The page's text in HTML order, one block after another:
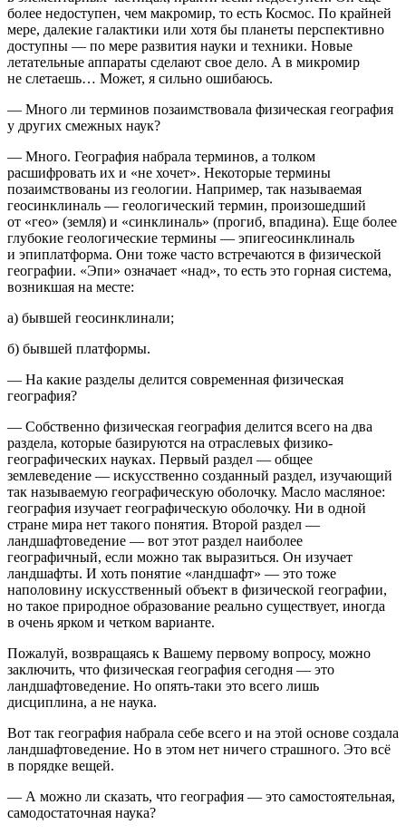
более недоступен, чем макромир, то есть Космос. По крайней
мере, далекие галактики или хотя бы планеты перспективно
доступны — по мере развития науки и техники. Новые
летательные аппараты сделают свое дело. А в микромир
не слетаешь… Может, я сильно ошибаюсь.
— Много ли терминов позаимствовала физическая география
у других смежных наук?
— Много. География набрала терминов, а толком
расшифровать их и «не хочет». Некоторые термины
позаимствованы из геологии. Например, так называемая
геосинклиналь — геологический термин, произошедший
от «гео» (земля) и «синклиналь» (прогиб, впадина). Еще более
глубокие геологические термины — эпигеосинклиналь
и эпиплатформа. Они тоже часто встречаются в физической
географии. «Эпи» означает «над», то есть это горная система,
возникшая на месте:
а) бывшей геосинклинали;
б) бывшей платформы.
— На какие разделы делится современная физическая
география?
— Собственно физическая география делится всего на два
раздела, которые базируются на отраслевых физико-
географических науках. Первый раздел — общее
землеведение — искусственно созданный раздел, изучающий
так называемую географическую оболочку. Масло масляное:
география изучает географическую оболочку. Ни в одной
стране мира нет такого понятия. Второй раздел —
ландшафтоведение — вот этот раздел наиболее
географичный, если можно так выразиться. Он изучает
ландшафты. И хоть понятие «ландшафт» — это тоже
наполовину искусственный объект в физической географии,
но такое природное образование реально существует, иногда
в очень ярком и четком варианте.
Пожалуй, возвращаясь к Вашему первому вопросу, можно
заключить, что физическая география сегодня — это
ландшафтоведение. Но опять-таки это всего лишь
дисциплина, а не наука.
Вот так география набрала себе всего и на этой основе создала
ландшафтоведение. Но в этом нет ничего страшного. Это всё
в порядке вещей.
— А можно ли сказать, что география — это самостоятельная,
самодостаточная наука?